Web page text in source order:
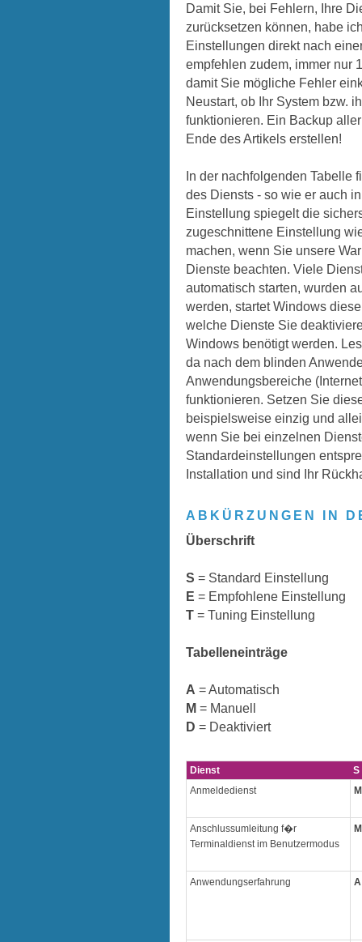
Damit Sie, bei Fehlern, Ihre
zurücksetzen können, habe
Einstellungen direkt nach
empfehlen zudem, immer nur
damit Sie mögliche Fehler
Neustart, ob Ihr System bzw.
funktionieren. Ein Backup
Ende des Artikels erstellen!
In der nachfolgenden Tabelle
des Diensts - so wie er auch
Einstellung spiegelt die
zugeschnittene Einstellung
machen, wenn Sie unsere
Dienste beachten. Viele
automatisch starten, wurden
werden, startet Windows
welche Dienste Sie
Windows benötigt werden.
da nach dem blinden
Anwendungsbereiche
funktionieren. Setzen Sie
beispielsweise einzig und
wenn Sie bei einzelnen
Standardeinstellungen
Installation und sind Ihr
ABKÜRZUNGEN IN
Überschrift
S = Standard Einstellung
E = Empfohlene Einstellung
T = Tuning Einstellung
Tabelleneinträge
A = Automatisch
M = Manuell
D = Deaktiviert
Dienst
S
Anmeldedienst
M
Anschlussumleitung f�r
Terminaldienst im Benutzermodus
M
Anwendungserfahrung A